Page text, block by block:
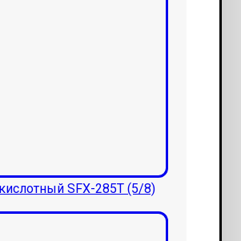
SFX-285T (5/8)